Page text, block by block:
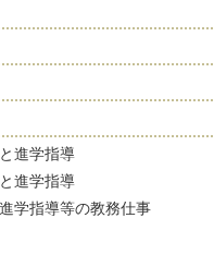
進学指導
進学指導
学指導等の教務仕事